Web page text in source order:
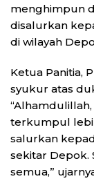
menghimpun
disalurkan
di wilayah
Ketua Panitia,
syukur atas
terkumpul
salurkan
sekitar Depok.
semua,”